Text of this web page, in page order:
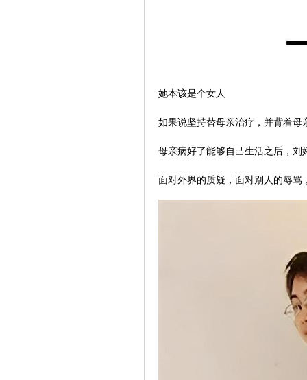
她本该是个女人
如果说坚持替母亲治疗，并背着
母亲病好了能够自己生活之后，刘
面对外界的质疑，面对别人的辱骂